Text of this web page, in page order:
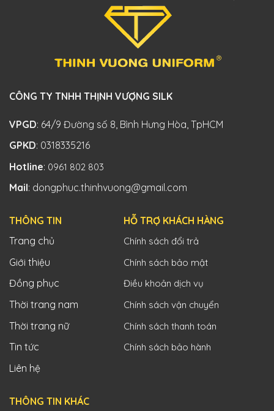
CÔNG TY TNHH THỊNH VƯỢNG SILK
VPGD: 64/9 Đường số 8, Bình Hưng Hòa, TpHCM
GPKD: 0318335216
Hotline: 0961 802 803
Mail: dongphuc.thinhvuong@gmail.com
THÔNG TIN
Trang chủ
Giới thiệu
Đồng phục
Thời trang nam
Thời trang nữ
Tin tức
Liên hệ
HỖ TRỢ KHÁCH HÀNG
Chính sách đổi trả
Chính sách bảo mật
Điều khoản dịch vụ
Chính sách vận chuyển
Chính sách thanh toán
Chính sách bảo hành
THÔNG TIN KHÁC